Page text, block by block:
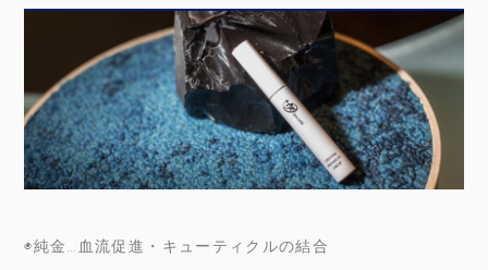
◉純金…血流促進・キューティクルの結合